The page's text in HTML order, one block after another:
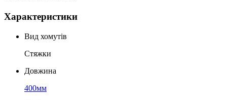
Характеристики
Вид хомутів
Стяжки
Довжина
400мм